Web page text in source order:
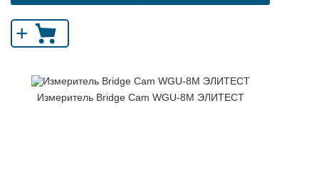
+
Измеритель Bridge Cam WGU-8M ЭЛИТЕСТ